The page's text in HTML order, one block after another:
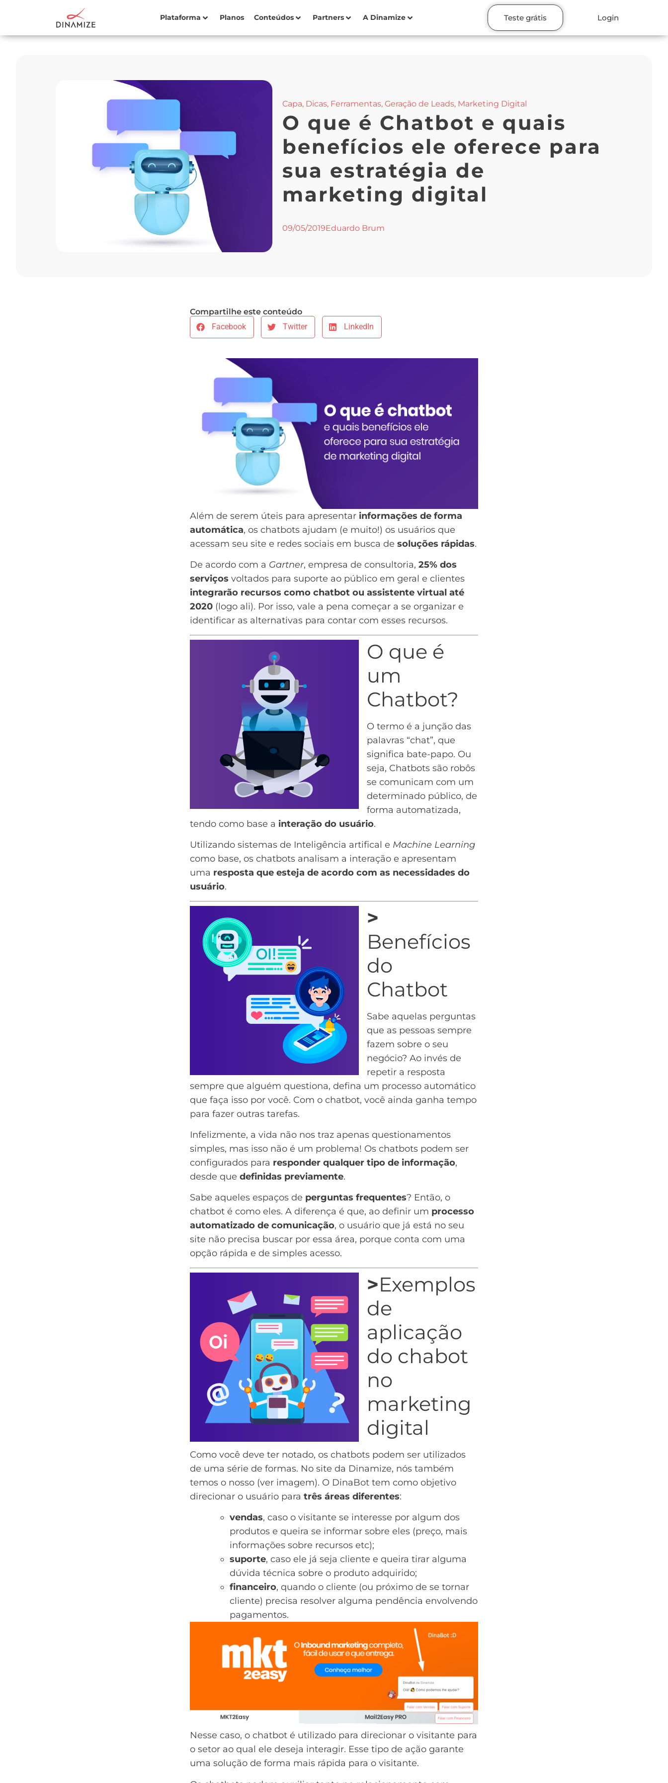
Plataforma Planos Conteúdos Partners A Dinamize Teste grátis Login
Capa, Dicas, Ferramentas, Geração de Leads, Marketing Digital
O que é Chatbot e quais
benefícios ele oferece para
sua estratégia de
marketing digital
09/05/2019Eduardo Brum
Compartilhe este conteúdo
Facebook
Twitter LinkedIn
Além de serem úteis para apresentar informações de forma
automática, os chatbots ajudam (e muito!) os usuários que
acessam seu site e redes sociais em busca de soluções rápidas.
De acordo com a Gartner, empresa de consultoria, 25% dos
serviços voltados para suporte ao público em geral e clientes
integrarão recursos como chatbot ou assistente virtual até
2020 (logo ali). Por isso, vale a pena começar a se organizar e
identificar as alternativas para contar com esses recursos.
O que é
um
Chatbot?
O termo é a junção das
palavras “chat”, que
significa bate-papo. Ou
seja, Chatbots são robôs
se comunicam com um
determinado público, de
forma automatizada,
tendo como base a interação do usuário.
Utilizando sistemas de Inteligência artifical e Machine Learning
como base, os chatbots analisam a interação e apresentam
uma resposta que esteja de acordo com as necessidades do
usuário.
>
Benefícios
do
Chatbot
Sabe aquelas perguntas
que as pessoas sempre
fazem sobre o seu
negócio? Ao invés de
repetir a resposta
sempre que alguém questiona, defina um processo automático
que faça isso por você. Com o chatbot, você ainda ganha tempo
para fazer outras tarefas.
Infelizmente, a vida não nos traz apenas questionamentos
simples, mas isso não é um problema! Os chatbots podem ser
configurados para responder qualquer tipo de informação,
desde que definidas previamente.
Sabe aqueles espaços de perguntas frequentes? Então, o
chatbot é como eles. A diferença é que, ao definir um processo
automatizado de comunicação, o usuário que já está no seu
site não precisa buscar por essa área, porque conta com uma
opção rápida e de simples acesso.
>Exemplos
de
aplicação
do chabot
no
marketing
digital
Como você deve ter notado, os chatbots podem ser utilizados
de uma série de formas. No site da Dinamize, nós também
temos o nosso (ver imagem). O DinaBot tem como objetivo
direcionar o usuário para três áreas diferentes:
vendas, caso o visitante se interesse por algum dos
produtos e queira se informar sobre eles (preço, mais
informações sobre recursos etc);
suporte, caso ele já seja cliente e queira tirar alguma
dúvida técnica sobre o produto adquirido;
financeiro, quando o cliente (ou próximo de se tornar
cliente) precisa resolver alguma pendência envolvendo
pagamentos.
Nesse caso, o chatbot é utilizado para direcionar o visitante para
o setor ao qual ele deseja interagir. Esse tipo de ação garante
uma solução de forma mais rápida para o visitante.